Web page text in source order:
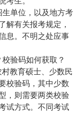
单位，以及地方考
解有关报考规定，
息。不明之处应事
验码如何获取？
教育硕士、少数民
校验码，其中少数
，则需要两类校验
试方式。不同考试